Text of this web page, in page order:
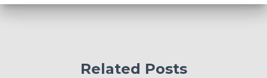
Related Posts